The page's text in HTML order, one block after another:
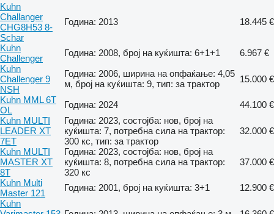
Kuhn
Challanger
CHG8H53 8-
Schar
Година: 2013 18.445 €
Kuhn
Challenger
Година: 2008, број на куќишта: 6+1+1
6.967 €
Kuhn
Challenger 9
NSH
Година: 2006, ширина на опфаќање: 4,05
м, број на куќишта: 9, тип: за трактор
15.000 €
Kuhn MML 6T
OL
Година: 2024
44.100 €
Kuhn MULTI
LEADER XT
7ET
Година: 2023, состојба: нов, број на
куќишта: 7, потребна сила на трактор:
300 кс, тип: за трактор
32.000 €
Kuhn MULTI
MASTER XT
8T
Година: 2023, состојба: нов, број на
куќишта: 8, потребна сила на трактор:
320 кс
37.000 €
Kuhn Multi
Master 121
Година: 2001, број на куќишта: 3+1
12.900 €
Kuhn